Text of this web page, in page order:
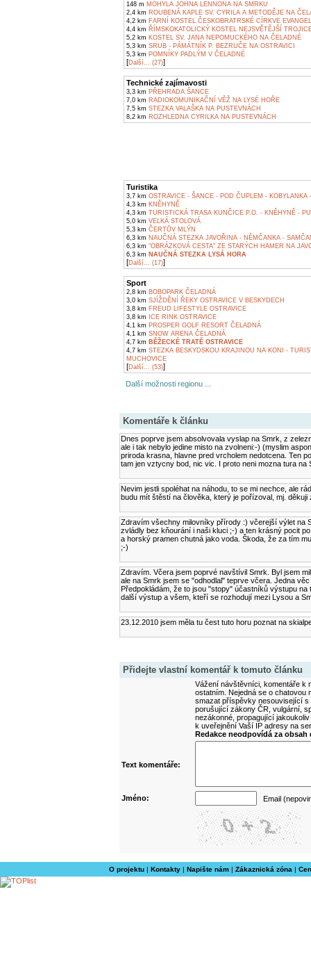
148 m MOHYLA JOHNA LENNONA NA SMRKU
2,4 km ROUBENÁ KAPLE SV. CYRILA A METODĚJE NA
4,2 km FARNÍ KOSTEL ČESKOBRATRSKÉ CÍRKVE
4,4 km ŘÍMSKOKATOLICKÝ KOSTEL NEJSVĚTĚJŠÍ
5,2 km KOSTEL SV. JANA NEPOMUCKÉHO NA ČELADNÉ
5,3 km SRUB - PÁMÁTNÍK P. BEZRUČE NA OSTRAVICI
5,3 km POMNÍKY PADLÝM V ČELADNÉ
[Další... (27)]
Technické zajímavosti
3,3 km PŘEHRADA ŠANCE
7,0 km RADIOKOMUNIKAČNÍ VĚŽ NA LYSÉ HOŘE
7,5 km STEZKA VALAŠKA NA PUSTEVNÁCH
8,2 km ROZHLEDNA CYRILKA NA PUSTEVNÁCH
Turistika
3,7 km OSTRAVICE - ŠANCE - POD ČUPLEM - KOBYLANKA
4,3 km KNĚHYNĚ
4,3 km TURISTICKÁ TRASA KUNČICE P.O. - KNĚHYNĚ -
5,0 km VELKÁ STOLOVÁ
5,3 km ČERTŮV MLÝN
6,3 km NAUČNÁ STEZKA JAVOŘINA - NĚMČANKA -
6,3 km "OBRÁZKOVÁ CESTA" ZE STARÝCH HAMER NA
6,3 km NAUČNÁ STEZKA LYSÁ HORA
[Další... (17)]
Sport
2,8 km BOBOPARK ČELADNÁ
3,0 km SJÍŽDĚNÍ ŘEKY OSTRAVICE V BESKYDECH
3,8 km FREUD LIFESTYLE OSTRAVICE
3,8 km ICE RINK OSTRAVICE
4,1 km PROSPER GOLF RESORT ČELADNÁ
4,1 km SNOW ARENA ČELADNÁ
4,7 km BĚŽECKÉ TRATĚ OSTRAVICE
4,7 km STEZKA BESKYDSKOU KRAJINOU NA KONI -
MUCHOVICE
[Další... (53)]
Další možnosti regionu ...
Komentáře k článku
Dnes poprve jsem absolvovala vyslap na Smrk, z
ale i tak nebylo jedine misto na zvolneni:-) (myslim
priroda krasna, hlavne pred vrcholem nedotcena. Ten
tam jen vztycny bod, nic vic. I proto neni mozna tura
Nevim jestli spoléhat na náhodu, to se mi nechce, ale
budu mít štěstí na člověka, který je pořízoval, mj.
Zdravím všechny milovníky přírody :) včerejší výlet na
zvládly bez kňourání i naši kluci ;-) a ten krásný pocit
a horský pramen chutná jako voda. Škoda, že za tím
;-)
Zdravím. Včera jsem poprvé navštívil Smrk. Byl jsem
ale na Smrk jsem se "odhodlal" teprve včera. Jedna
Předpokládám, že to jsou "stopy" účastníků výstupu
další výstup a všem, kteří se rozhodují mezi Lysou a
23.12.2010 jsem měla tu čest tuto horu poznat na
Přidejte vlastní komentář k tomuto článku
Vážení návštěvníci, komentáře k
ostatním. Nejedná se o
smazat příspěvky nesouvisející
porušující zákony ČR, vulgární,
nezákonné, propagující
k uveřejnění Vaší IP adresy na
Redakce neodpovídá za
Text komentáře:
Jméno: Email
O projektu| Kontakty| Napište nám| Zákaznická zóna |